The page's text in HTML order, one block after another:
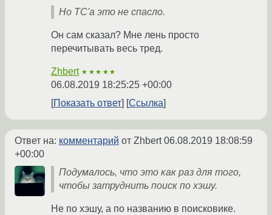
Но TC'а это не спасло.
Он сам сказал? Мне лень просто
перечитывать весь тред.
Zhbert ★★★★★
06.08.2019 18:25:25 +00:00
Показать ответ
Ссылка
Ответ на: комментарий от Zhbert06.08.2019 18:08:59
+00:00
Подумалось, что это как раз для того,
чтобы затруднить поиск по хэшу.
Не по хэшу, а по названию в поисковике.